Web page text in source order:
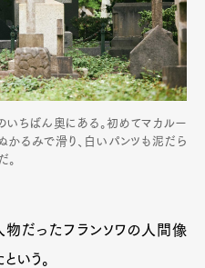
いちばん奥にある。初めてマカルー
かるみで滑り、白いパンツも泥だら
。
物だったフランソワの人間像
いう。